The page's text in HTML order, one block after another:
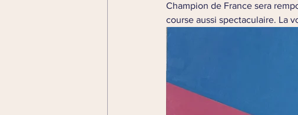
Champion de France sera
course aussi spectaculaire. La